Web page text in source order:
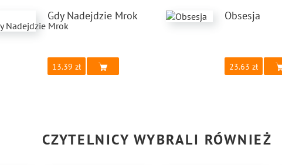
Gdy Nadejdzie Mrok
13.39
Obsesja
23.63
CZYTELNICY WYBRALI RÓWNIEŻ